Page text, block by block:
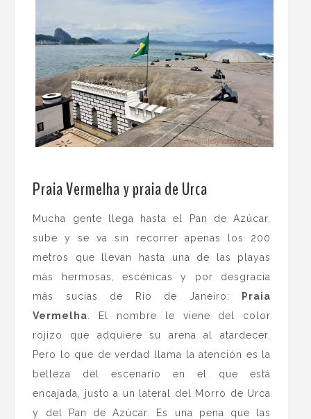
Praia Vermelha y praia de Urca
Mucha gente llega hasta el Pan de Azúcar,
sube y se va sin recorrer apenas los 200
metros que llevan hasta una de las playas
más hermosas, escénicas y por desgracia
más sucias de Rio de Janeiro:
Praia
Vermelha . El nombre le viene del color
rojizo que adquiere su arena al atardecer.
Pero lo que de verdad llama la atención es la
belleza del escenario en el que está
encajada, justo a un lateral del Morro de Urca
y del Pan de Azúcar. Es una pena que las